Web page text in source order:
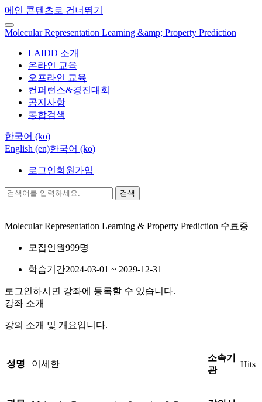
메인 콘텐츠로 건너뛰기
Molecular Representation Learning &amp; Property Prediction
LAIDD 소개
온라인 교육
오프라인 교육
컨퍼런스&경진대회
공지사항
통합검색
한국어 ‎(ko)‎
English ‎(en)‎한국어 ‎(ko)‎
로그인회원가입
검색
Molecular Representation Learning & Property Prediction 수료증
모집인원999명
학습기간2024-03-01 ~ 2029-12-31
로그인하시면 강좌에 등록할 수 있습니다.
강좌 소개
강의 소개 및 개요입니다.
성명 이세한
소속기
관
Hits